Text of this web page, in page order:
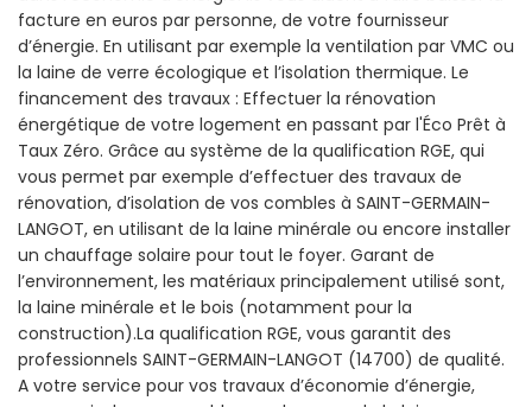
facture en euros par personne, de votre fournisseur
d’énergie. En utilisant par exemple la ventilation par VMC ou
la laine de verre écologique et l’isolation thermique. Le
financement des travaux : Effectuer la rénovation
énergétique de votre logement en passant par l'Éco Prêt à
Taux Zéro. Grâce au système de la qualification RGE, qui
vous permet par exemple d’effectuer des travaux de
rénovation, d’isolation de vos combles à SAINT-GERMAIN-
LANGOT, en utilisant de la laine minérale ou encore installer
un chauffage solaire pour tout le foyer. Garant de
l’environnement, les matériaux principalement utilisé sont,
la laine minérale et le bois (notamment pour la
construction).La qualification RGE, vous garantit des
professionnels SAINT-GERMAIN-LANGOT (14700) de qualité.
A votre service pour vos travaux d’économie d’énergie,